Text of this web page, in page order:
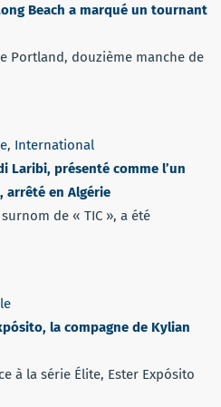
Beach a marqué un tournant
Portland, douzième manche de
, International
Laribi, présenté comme l’un
arrêté en Algérie
de « TIC », a été
la compagne de Kylian
à la série Élite, Ester Expósito